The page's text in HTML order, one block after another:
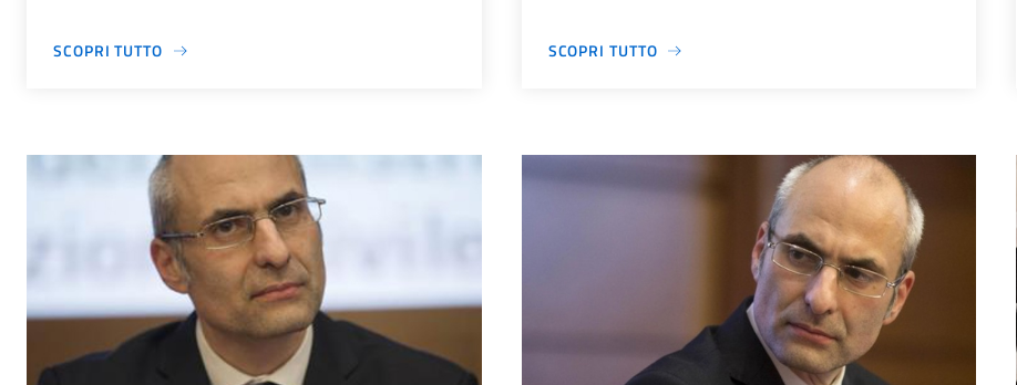
SCOPRI TUTTO SCOPRI TUTTO